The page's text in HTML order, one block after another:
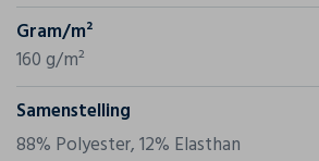
Gram/m²
160 g/m²
Samenstelling
88% Polyester, 12% Elasthan